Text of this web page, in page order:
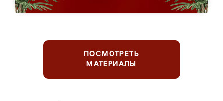
ПОСМОТРЕТЬ
МАТЕРИАЛЫ